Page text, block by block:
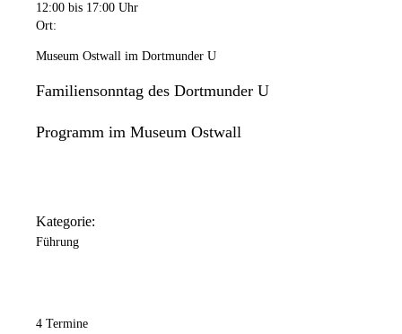
12:00 bis 17:00 Uhr
Ort:
Museum Ostwall im Dortmunder U
Familiensonntag des Dortmunder U
Programm im Museum Ostwall
Kategorie:
Führung
4 Termine